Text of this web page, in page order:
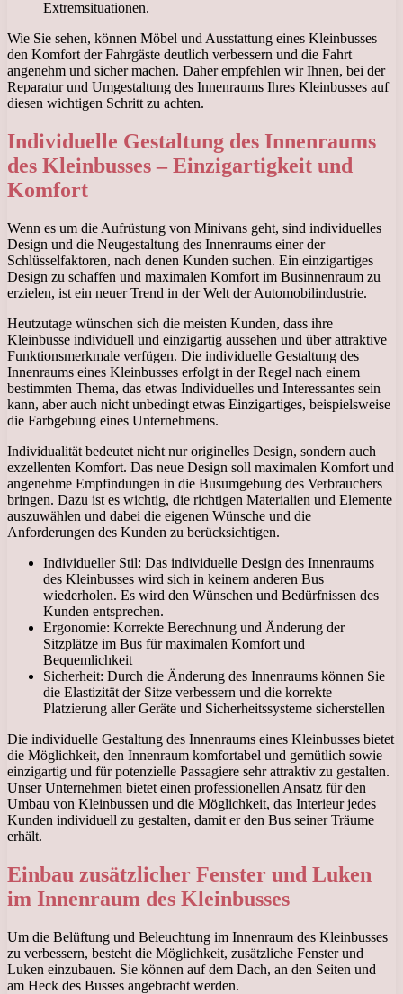
Extremsituationen.
Wie Sie sehen, können Möbel und Ausstattung eines Kleinbusses
den Komfort der Fahrgäste deutlich verbessern und die Fahrt
angenehm und sicher machen. Daher empfehlen wir Ihnen, bei der
Reparatur und Umgestaltung des Innenraums Ihres Kleinbusses auf
diesen wichtigen Schritt zu achten.
Individuelle Gestaltung des Innenraums
des Kleinbusses – Einzigartigkeit und
Komfort
Wenn es um die Aufrüstung von Minivans geht, sind individuelles
Design und die Neugestaltung des Innenraums einer der
Schlüsselfaktoren, nach denen Kunden suchen. Ein einzigartiges
Design zu schaffen und maximalen Komfort im Businnenraum zu
erzielen, ist ein neuer Trend in der Welt der Automobilindustrie.
Heutzutage wünschen sich die meisten Kunden, dass ihre
Kleinbusse individuell und einzigartig aussehen und über attraktive
Funktionsmerkmale verfügen. Die individuelle Gestaltung des
Innenraums eines Kleinbusses erfolgt in der Regel nach einem
bestimmten Thema, das etwas Individuelles und Interessantes sein
kann, aber auch nicht unbedingt etwas Einzigartiges, beispielsweise
die Farbgebung eines Unternehmens.
Individualität bedeutet nicht nur originelles Design, sondern auch
exzellenten Komfort. Das neue Design soll maximalen Komfort und
angenehme Empfindungen in die Busumgebung des Verbrauchers
bringen. Dazu ist es wichtig, die richtigen Materialien und Elemente
auszuwählen und dabei die eigenen Wünsche und die
Anforderungen des Kunden zu berücksichtigen.
Individueller Stil: Das individuelle Design des Innenraums
des Kleinbusses wird sich in keinem anderen Bus
wiederholen. Es wird den Wünschen und Bedürfnissen des
Kunden entsprechen.
Ergonomie: Korrekte Berechnung und Änderung der
Sitzplätze im Bus für maximalen Komfort und
Bequemlichkeit
Sicherheit: Durch die Änderung des Innenraums können Sie
die Elastizität der Sitze verbessern und die korrekte
Platzierung aller Geräte und Sicherheitssysteme sicherstellen
Die individuelle Gestaltung des Innenraums eines Kleinbusses bietet
die Möglichkeit, den Innenraum komfortabel und gemütlich sowie
einzigartig und für potenzielle Passagiere sehr attraktiv zu gestalten.
Unser Unternehmen bietet einen professionellen Ansatz für den
Umbau von Kleinbussen und die Möglichkeit, das Interieur jedes
Kunden individuell zu gestalten, damit er den Bus seiner Träume
erhält.
Einbau zusätzlicher Fenster und Luken
im Innenraum des Kleinbusses
Um die Belüftung und Beleuchtung im Innenraum des Kleinbusses
zu verbessern, besteht die Möglichkeit, zusätzliche Fenster und
Luken einzubauen. Sie können auf dem Dach, an den Seiten und
am Heck des Busses angebracht werden.